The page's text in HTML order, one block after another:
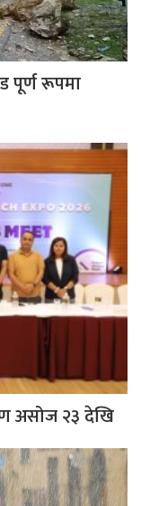
पूर्ण रूपमा
असोज २३ देखि